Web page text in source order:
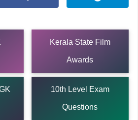
Kerala State Film
Awards
10th Level Exam
Questions